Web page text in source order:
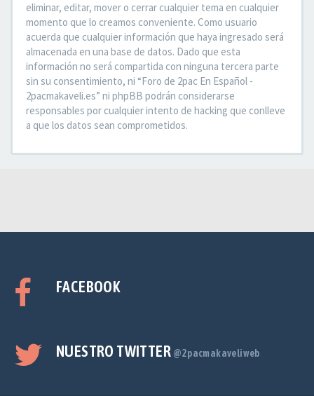
eliminar, editar, mover o cerrar cualquier tema en cualquier
momento que lo creamos conveniente. Como usuario
acuerda que cualquier información que haya ingresado será
almacenada en una base de datos. Dado que esta
información no será compartida con ninguna tercera parte
sin su consentimiento, ni “Foro de 2pac En Español -
2pacmakaveli.es” ni phpBB podrán considerarse
responsables por cualquier intento de hacking que conlleve
a que los datos sean comprometidos.
FACEBOOK
NUESTRO TWITTER @2pacmakaveliweb